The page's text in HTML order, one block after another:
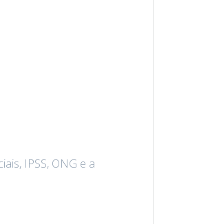
IPSS, ONG e a